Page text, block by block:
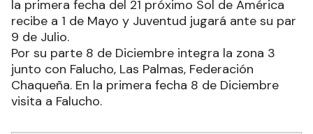
la primera fecha del 21 próximo Sol de América
recibe a 1 de Mayo y Juventud jugará ante su par
9 de Julio.
Por su parte 8 de Diciembre integra la zona 3
junto con Falucho, Las Palmas, Federación
Chaqueña. En la primera fecha 8 de Diciembre
visita a Falucho.